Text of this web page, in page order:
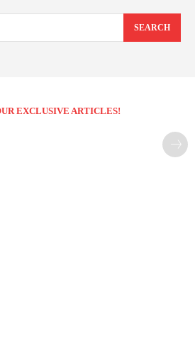
SEARCH
EXCLUSIVE ARTICLES!